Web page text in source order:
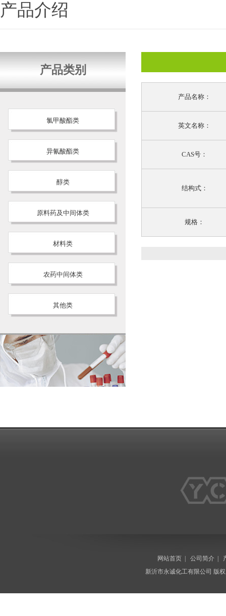
产品介绍
产品类别
氯甲酸酯类
异氰酸酯类
醇类
原料药及中间体类
材料类
农药中间体类
其他类
产品名称：
英文名称：
CAS号：
结构式：
规格：
网站首页| 公司简介|
新沂市永诚化工有限公司 版